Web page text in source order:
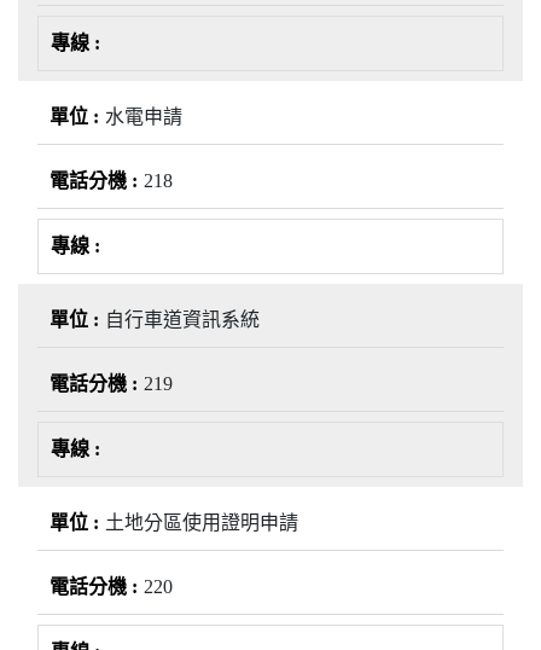
水電申請
218
自行車道資訊系統
219
土地分區使用證明申請
220